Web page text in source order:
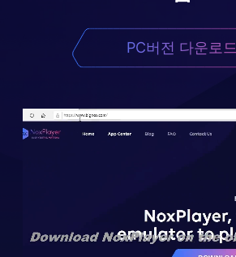
PC버전 다운로드